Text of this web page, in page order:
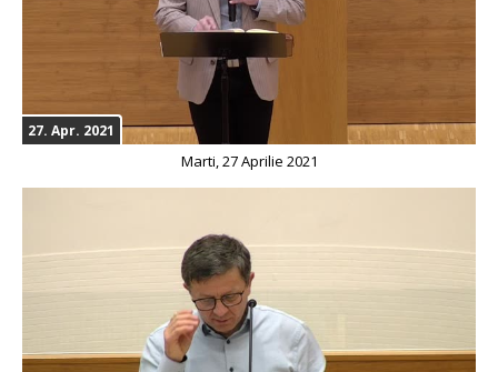
27. Apr. 2021
Marti, 27 Aprilie 2021